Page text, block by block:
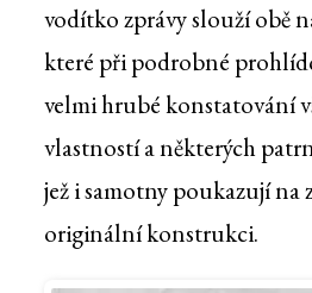
vodítko zprávy slouží obě
které při podrobné
velmi hrubé konstatování
vlastností a některých
jež i samotny poukazují na
originální konstrukci.